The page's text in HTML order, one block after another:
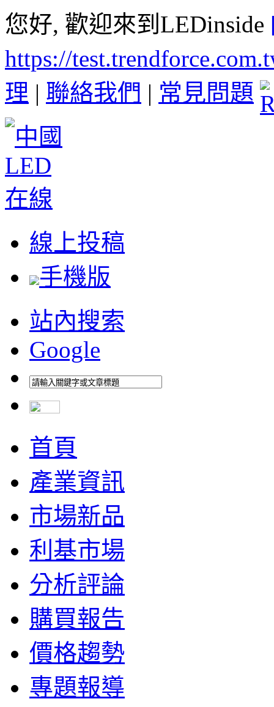
您好, 歡迎來到LEDinside
https://
理 | 聯絡我們 | 常見問題
線上投稿
手機版
站內搜索
Google
首頁
產業資訊
市場新品
利基市場
分析評論
購買報告
價格趨勢
專題報導